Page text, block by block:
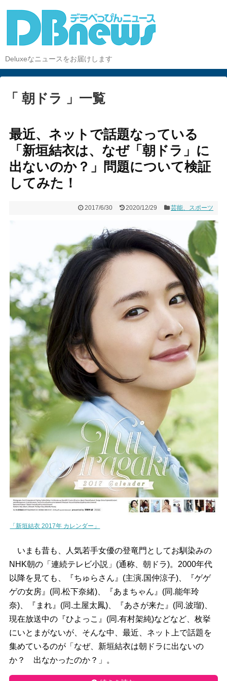
Deluxeなニュースをお届けします
「 朝ドラ 」一覧
最近、ネットで話題なっている
「新垣結衣は、なぜ「朝ドラ」に
出ないのか？」問題について検証
してみた！
2017/6/30 2020/12/29 芸能、スポーツ
「新垣結衣 2017年 カレンダー」
いまも昔も、人気若手女優の登竜門としてお馴染みの
NHK朝の「連続テレビ小説」(通称、朝ドラ)。2000年代
以降を見ても、『ちゅらさん』(主演.国仲涼子)、『ゲゲ
ゲの女房』(同.松下奈緒)、『あまちゃん』(同.能年玲
奈)、『まれ』(同.土屋太鳳)、『あさが来た』(同.波瑠)、
現在放送中の『ひよっこ』(同.有村架純)などなど、枚挙
にいとまがないが、そんな中、最近、ネット上で話題を
集めているのが「なぜ、新垣結衣は朝ドラに出ないの
か？ 出なかったのか？」。